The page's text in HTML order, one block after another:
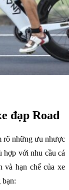
đạp Road
rõ những ưu nhược
hợp với nhu cầu cá
và hạn chế của xe
bạn: